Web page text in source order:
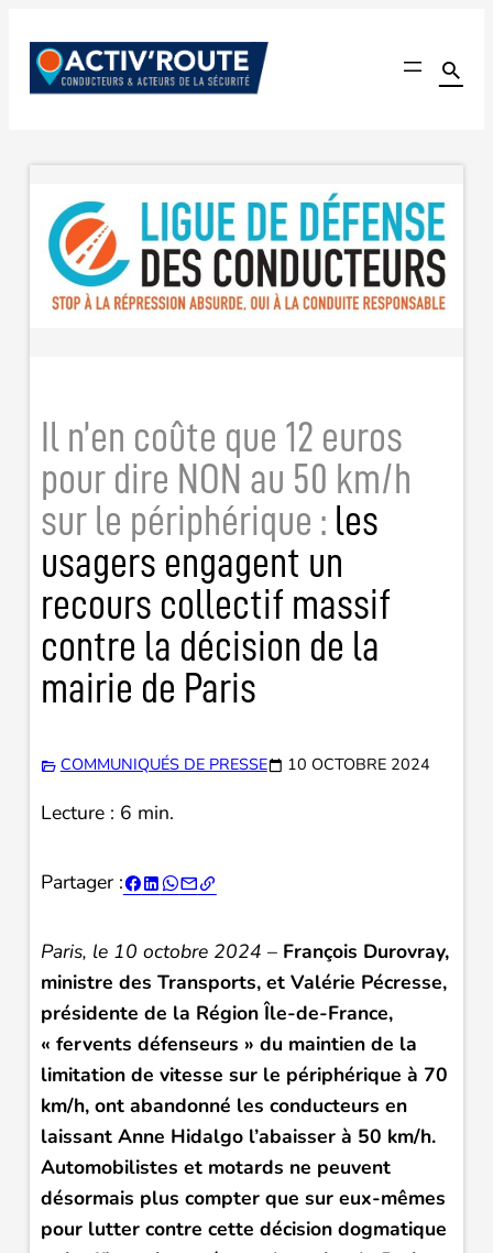
contenu

Le seul site communautaire dédié à l'amélioration
Il n’en coûte que 12 euros
pour dire NON au 50 km/h
sur le périphérique : les
usagers engagent un
recours collectif massif
contre la décision de la
mairie de Paris
COMMUNIQUÉS DE PRESSE 10 OCTOBRE 2024
Lecture : 6 min.
Partager :
Paris, le 10 octobre 2024 – François Durovray,
ministre des Transports, et Valérie Pécresse,
présidente de la Région Île-de-France,
« fervents défenseurs » du maintien de la
limitation de vitesse sur le périphérique à 70
km/h, ont abandonné les conducteurs en
laissant Anne Hidalgo l’abaisser à 50 km/h.
Automobilistes et motards ne peuvent
désormais plus compter que sur eux-mêmes
pour lutter contre cette décision dogmatique